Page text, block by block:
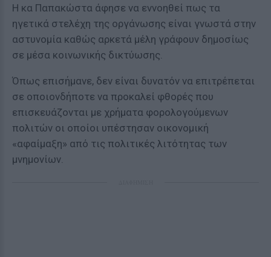
Η κα Παπακώστα άφησε να εννοηθεί πως τα
ηγετικά στελέχη της οργάνωσης είναι γνωστά στην
αστυνομία καθώς αρκετά μέλη γράφουν δημοσίως
σε μέσα κοινωνικής δικτύωσης.
Όπως επισήμανε, δεν είναι δυνατόν να επιτρέπεται
σε οποιονδήποτε να προκαλεί φθορές που
επισκευάζονται με χρήματα φορολογούμενων
πολιτών οι οποίοι υπέστησαν οικονομική
«αφαίμαξη» από τις πολιτικές λιτότητας των
μνημονίων.